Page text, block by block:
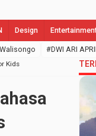
Design
#DWI ARI
Kids